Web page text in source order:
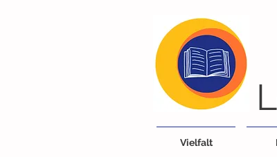
Vielfalt